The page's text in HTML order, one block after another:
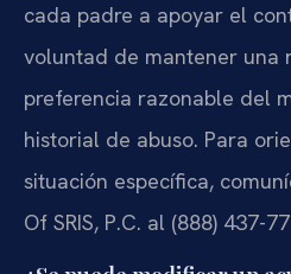
cada padre a apoyar el
voluntad de mantener una
preferencia razonable del
historial de abuso. Para
situación específica,
Of SRIS, P.C. al (888) 437-